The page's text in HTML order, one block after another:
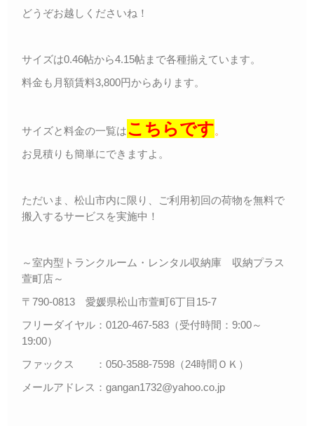
どうぞお越しくださいね！
サイズは0.46帖から4.15帖まで各種揃えています。
料金も月額賃料3,800円からあります。
サイズと料金の一覧はこちらです。
お見積りも簡単にできますよ。
ただいま、松山市内に限り、ご利用初回の荷物を無料で
搬入するサービスを実施中！
～室内型トランクルーム・レンタル収納庫 収納プラス
萱町店～
〒790-0813 愛媛県松山市萱町6丁目15-7
フリーダイヤル：0120-467-583（受付時間：9:00～
19:00）
ファックス ：050-3588-7598（24時間ＯＫ）
メールアドレス：gangan1732@yahoo.co.jp